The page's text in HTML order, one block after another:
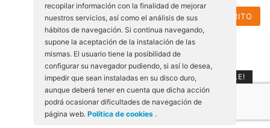
era:
15,00€.
es:
12,99€.
precio
original
era:
35,00€.
precio
actual
AÑADIR AL CARRITO
SALE!
recopilar información con la finalidad de mejorar
nuestros servicios, así como el análisis de sus
hábitos de navegación. Si continua navegando,
supone la aceptación de la instalación de las
mismas. El usuario tiene la posibilidad de
configurar su navegador pudiendo, si así lo desea,
impedir que sean instaladas en su disco duro,
aunque deberá tener en cuenta que dicha acción
podrá ocasionar dificultades de navegación de
página web. Política de cookies .